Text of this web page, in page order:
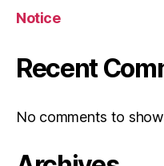
Notice
Recent
No comments to